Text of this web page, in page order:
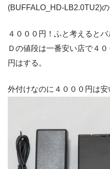
(BUFFALO_HD-LB2.0TU2)の
４０００円！ふと考えると
Ｄの値段は一番安い店で４
円はする。
外付けなのに４０００円は安